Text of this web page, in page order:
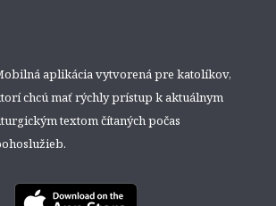
aplikácia vytvorená pre katolíkov,
chcú mať rýchly prístup k aktuálnym
textom čítaných počas